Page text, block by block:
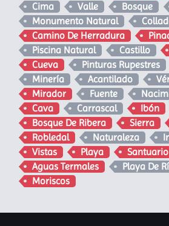
Cima
Valle Bosque
Monumento Natural
Camino De Herradura
Piscina Natural
Castillo
Cueva
Pinturas Rupestres
Minería
Acantilado
Mirador
Fuente
Cava
Carrascal
Ibón
Bosque De Ribera
Sierra
Robledal
Naturaleza
Vistas
Playa Santuario
Aguas Termales
Playa De
Moriscos